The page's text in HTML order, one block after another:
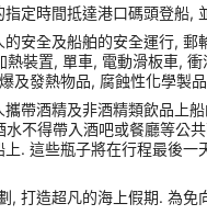
定時間抵達港口碼頭登船,
安全及船舶的安全運行,
熱裝置, 單車, 電動滑板車,
及發熱物品, 腐蝕性化學製
帶酒精及非酒精類飲品上
不得帶入酒吧或餐廳等公
. 這些瓶子將在行程最後
, 打造超凡的海上假期. 為